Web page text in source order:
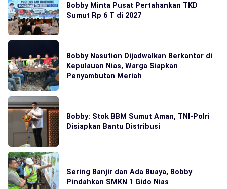
Bobby Minta Pusat Pertahankan TKD
Sumut Rp 6 T di 2027
Bobby Nasution Dijadwalkan Berkantor di
Kepulauan Nias, Warga Siapkan
Penyambutan Meriah
Bobby: Stok BBM Sumut Aman, TNI-Polri
Disiapkan Bantu Distribusi
Sering Banjir dan Ada Buaya, Bobby
Pindahkan SMKN 1 Gido Nias